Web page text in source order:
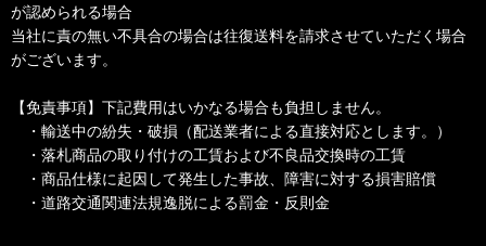
が認められる場合
当社に責の無い不具合の場合は往復送料を請求させていただく場合
がございます。
【免責事項】下記費用はいかなる場合も負担しません。
・輸送中の紛失・破損（配送業者による直接対応とします。）
・落札商品の取り付けの工賃および不良品交換時の工賃
・商品仕様に起因して発生した事故、障害に対する損害賠償
・道路交通関連法規逸脱による罰金・反則金